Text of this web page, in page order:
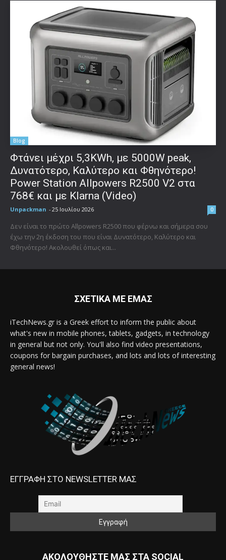
Blog
Φτάνει μέχρι 5,3KWh, με 5000W peak,
Δυνατότερο, Καλύτερο και Φθηνότερο!
Power Station Allpowers R2500 V2 στα
768€ και με Klarna (Video)
Unpackman - 25 Ιουλίου 2026 0
Δεν είναι το πρώτο Allpowers R2500 που φέρνω και σήμερα σου
έχω την 2η έκδοση του που είναι Δυνατότερο, Καλύτερο και
Φθηνότερο! Ακολουθεί όπως και...
ΣΧΕΤΙΚΑ ΜΕ ΕΜΑΣ
iTechNews.gr is a Greek effort to inform the public about
what's new in mobile phones, tablets, gadgets, in technology
in general but not only. You'll also find video presentations,
coupons for bargain purchases, and lots and lots of interesting
general news!
ΕΓΓΡΑΦΗ ΣΤΟ NEWSLETTER ΜΑΣ
ΑΚΟΛΟΥΘΗΣΤΕ ΜΑΣ ΣΤΑ SOCIAL